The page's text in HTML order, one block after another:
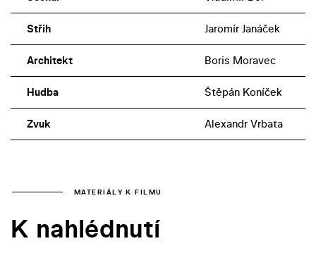
Střih Jaromír Janáček
Architekt Boris Moravec
Hudba Štěpán Koníček
Zvuk Alexandr Vrbata
MATERIÁLY K FILMU
K nahlédnutí